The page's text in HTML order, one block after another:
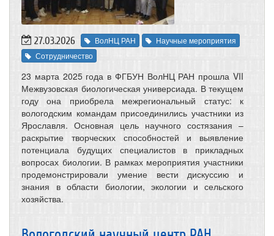
27.03.2026 ВолНЦ РАН
Научные мероприятия
Сотрудничество
23 марта 2025 года в ФГБУН ВолНЦ РАН прошла VII
Межвузовская биологическая универсиада. В текущем
году она приобрела межрегиональный статус: к
вологодским командам присоединились участники из
Ярославля. Основная цель научного состязания –
раскрытие творческих способностей и выявление
потенциала будущих специалистов в прикладных
вопросах биологии. В рамках мероприятия участники
продемонстрировали умение вести дискуссию и
знания в области биологии, экологии и сельского
хозяйства.